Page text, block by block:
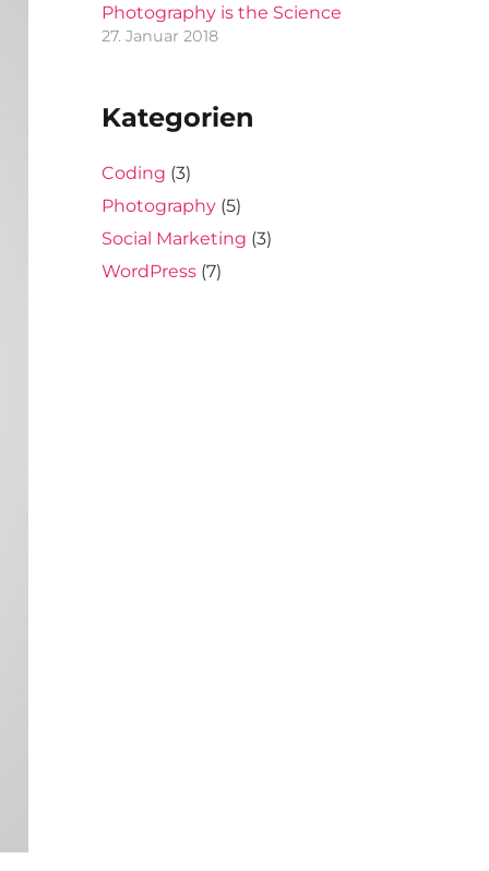
Photography is the Science
27. Januar 2018
Kategorien
Coding (3)
Photography(5)
Social Marketing (3)
WordPress(7)